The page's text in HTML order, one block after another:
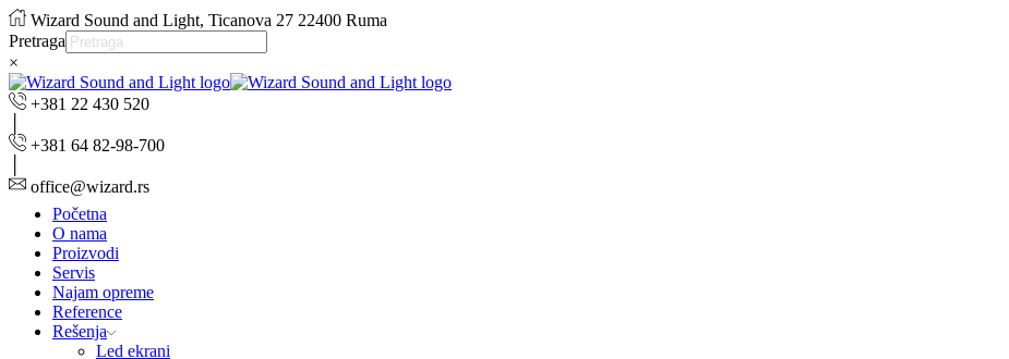
Wizard Sound and Light, Ticanova 27 22400 Ruma
Pretraga
×
+381 22 430 520
+381 64 82-98-700
office@wizard.rs
Početna
O nama
Proizvodi
Servis
Najam opreme
Reference
Rešenja
Led ekrani